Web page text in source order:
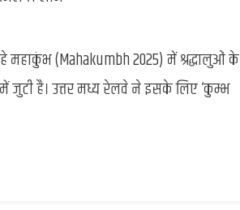
App
महाकुंभ (Mahakumbh 2025) में श्रद्धालुओं के
है। उत्तर मध्य रेलवे ने इसके लिए ‘कुम्भ